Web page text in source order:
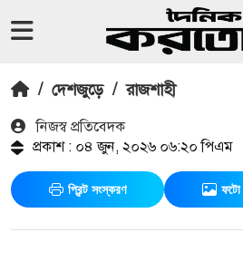
/ দেশজুড়ে / রাজশাহী
নিজস্ব প্রতিবেদক
প্রকাশ : ০৪ জুন, ২০২৬ ০৬:২০ পিএম
প্রিন্ট সংস্করণ ফটো